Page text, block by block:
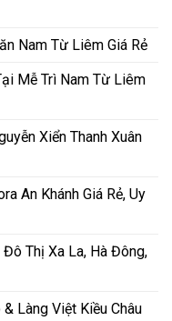
Nam Từ Liêm Giá Rẻ
Mễ Trì Nam Từ Liêm
Xiển Thanh Xuân
An Khánh Giá Rẻ, Uy
Thị Xa La, Hà Đông,
Làng Việt Kiều Châu